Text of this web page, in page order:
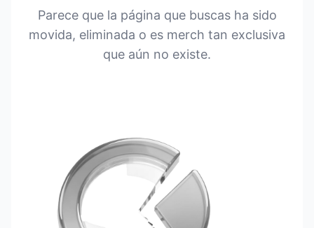
Parece que la página que buscas ha sido
movida, eliminada o es merch tan exclusiva
que aún no existe.